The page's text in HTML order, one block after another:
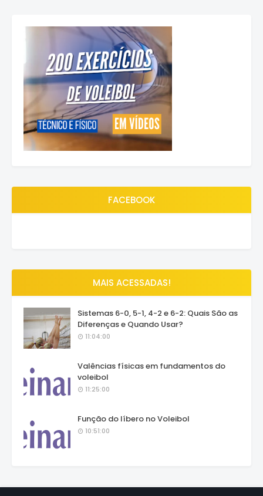
FACEBOOK
MAIS ACESSADAS!
Sistemas 6-0, 5-1, 4-2 e 6-2: Quais São as
Diferenças e Quando Usar?
11:04:00
Valências físicas em fundamentos do
voleibol
11:25:00
Função do líbero no Voleibol
10:51:00